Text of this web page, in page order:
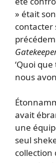
» était
contacter
‘Quoi
nous
avait
une
seul
collection